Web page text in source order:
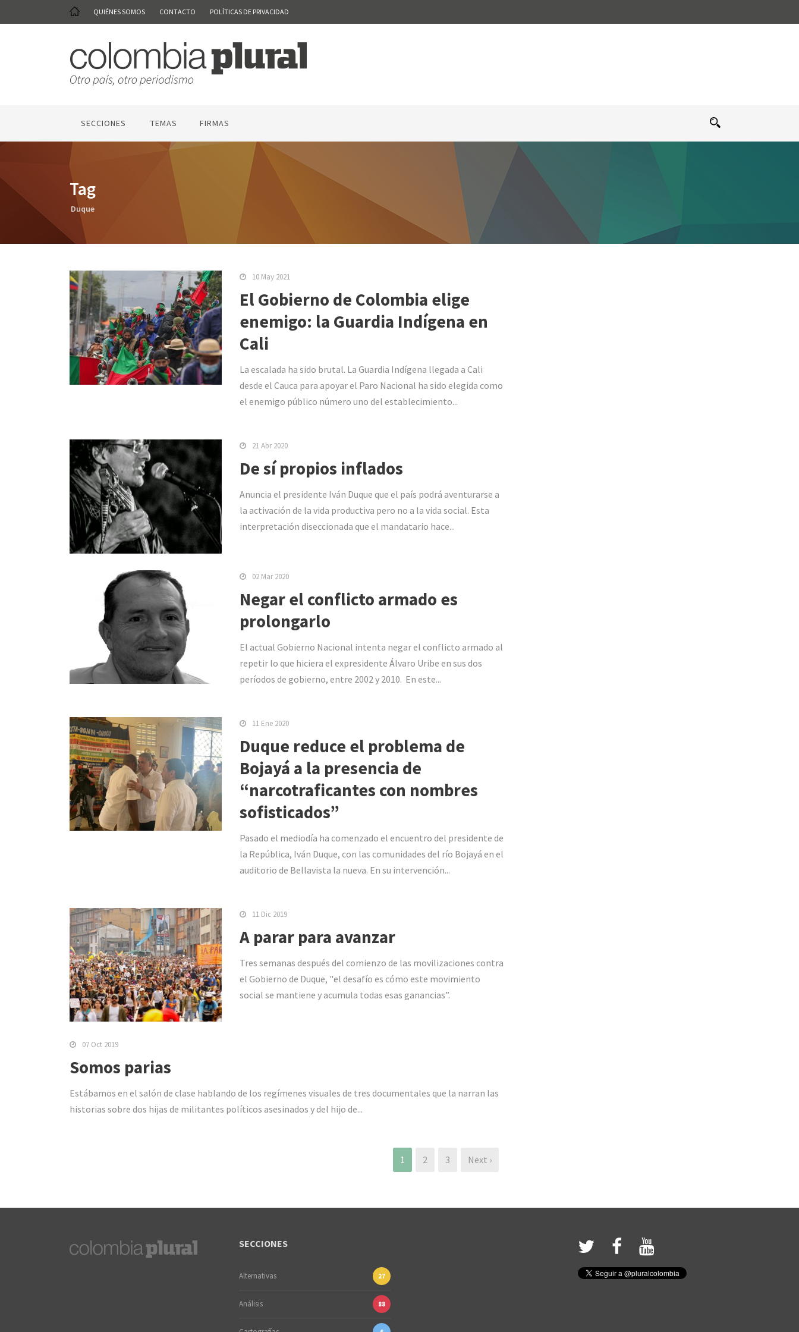
QUIÉNES SOMOS CONTACTO POLÍTICAS DE PRIVACIDAD
SECCIONES TEMAS FIRMAS
Tag
Duque
10 May 2021
El Gobierno de Colombia elige
enemigo: la Guardia Indígena en
Cali
La escalada ha sido brutal. La Guardia Indígena llegada a Cali
desde el Cauca para apoyar el Paro Nacional ha sido elegida como
el enemigo público número uno del establecimiento...
21 Abr 2020
De sí propios inflados
Anuncia el presidente Iván Duque que el país podrá aventurarse a
la activación de la vida productiva pero no a la vida social. Esta
interpretación diseccionada que el mandatario hace...
02 Mar 2020
Negar el conflicto armado es
prolongarlo
El actual Gobierno Nacional intenta negar el conflicto armado al
repetir lo que hiciera el expresidente Álvaro Uribe en sus dos
períodos de gobierno, entre 2002 y 2010. En este...
11 Ene 2020
Duque reduce el problema de
Bojayá a la presencia de
“narcotraficantes con nombres
sofisticados”
Pasado el mediodía ha comenzado el encuentro del presidente de
la República, Iván Duque, con las comunidades del río Bojayá en el
auditorio de Bellavista la nueva. En su intervención...
11 Dic 2019
A parar para avanzar
Tres semanas después del comienzo de las movilizaciones contra
el Gobierno de Duque, "el desafío es cómo este movimiento
social se mantiene y acumula todas esas ganancias”.
07 Oct 2019
Somos parias
Estábamos en el salón de clase hablando de los regímenes visuales de tres documentales que la narran las
historias sobre dos hijas de militantes políticos asesinados y del hijo de...
1 2 3 Next ›
SECCIONES
Alternativas 27
Análisis 88